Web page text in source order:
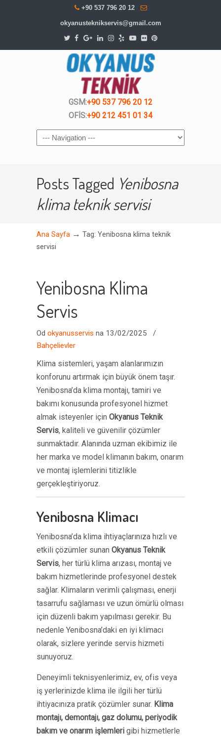
+90 537 796 20 12
okyanusteknikservis@gmail.com
GSM:+90 537 796 20 12
OFİS:+90 212 451 01 34
Navigation
Posts Tagged Yenibosna
klima teknik servisi
Ana Sayfa → Tag: Yenibosna klima teknik
servisi
Yenibosna Klima
Servis
Od okyanusservis na 13/02/2025
/
Bahçelievler
Klima sistemleri, yaşam alanlarımızın
konforunu artırmak için büyük önem taşır.
Yenibosna’da klima montajı, tamiri ve
bakımı konusunda profesyonel hizmet
almak isteyenler için Okyanus Teknik
Servis, kaliteli ve güvenilir çözümler
sunmaktadır. Alanında uzman ekibimiz ile
her marka ve model klimanın bakım, onarım
ve montaj işlemlerini titizlikle
gerçekleştiriyoruz.
Yenibosna Klimacı
Yenibosna’da klima ihtiyaçlarınıza hızlı ve
etkili çözümler sunan Okyanus Teknik
Servis, her türlü klima arızası, montaj ve
bakım hizmetlerinde profesyonel destek
sağlar. Klimaların verimli çalışması, enerji
tasarrufu sağlaması ve uzun ömürlü olması
için düzenli bakım yapılması gerekir. Bu
nedenle Yenibosna’daki en iyi klimacı
olarak, sizlere yerinde servis hizmeti
sunuyoruz.
Deneyimli teknisyenlerimiz, ev, ofis veya
iş yerlerinizde klima ile ilgili her türlü
ihtiyacınıza pratik çözümler sunar. Klima
montajı, demontajı, gaz dolumu, periyodik
bakım ve onarım işlemleri gibi hizmetlerle